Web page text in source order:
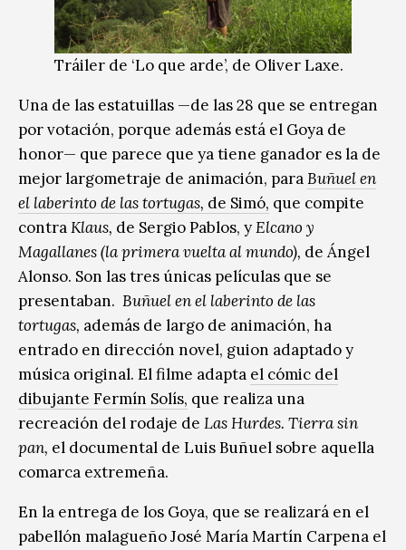
Tráiler de ‘Lo que arde’, de Oliver Laxe.
Una de las estatuillas —de las 28 que se entregan
por votación, porque además está el Goya de
honor— que parece que ya tiene ganador es la de
mejor largometraje de animación, paraBuñuel en
el laberinto de las tortugas, de Simó, que compite
contraKlaus, de Sergio Pablos, yElcano y
Magallanes (la primera vuelta al mundo), de Ángel
Alonso. Son las tres únicas películas que se
presentaban. Buñuel en el laberinto de las
tortugas, además de largo de animación, ha
entrado en dirección novel, guion adaptado y
música original. El filme adapta el cómic del
dibujante Fermín Solís, que realiza una
recreación del rodaje de Las Hurdes. Tierra sin
pan, el documental de Luis Buñuel sobre aquella
comarca extremeña.
En la entrega de los Goya, que se realizará en el
pabellón malagueño José María Martín Carpena el